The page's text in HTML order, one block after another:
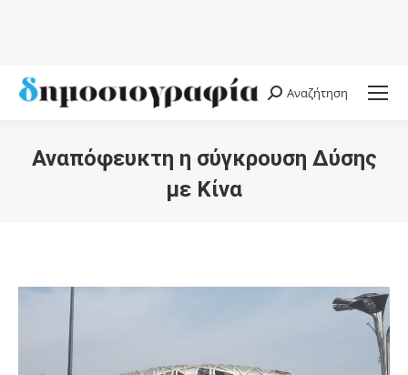
Search:
Αναζήτηση
Αναπόφευκτη η σύγκρουση Δύσης
με Κίνα